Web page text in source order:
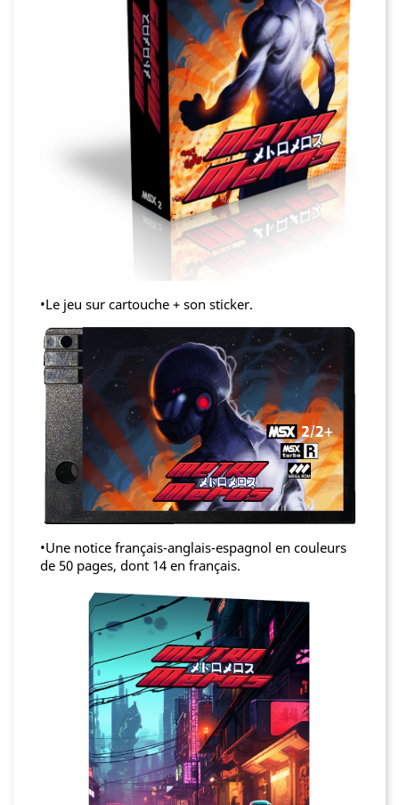
•Le jeu sur cartouche + son sticker.
•Une notice français-anglais-espagnol en couleurs
de 50 pages, dont 14 en français.